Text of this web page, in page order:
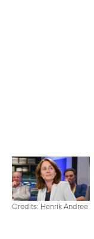
Credits: Henrik Andree